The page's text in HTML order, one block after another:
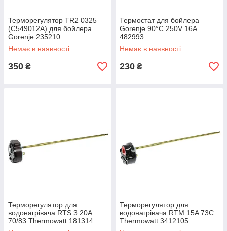
Терморегулятор TR2 0325
(C549012A) для бойлера
Gorenje 235210
Немає в наявності
350 ₴
Термостат для бойлера
Gorenje 90°С 250V 16A
482993
Немає в наявності
230 ₴
Терморегулятор для
водонагрівача RTS 3 20A
70/83 Thermowatt 181314
Терморегулятор для
водонагрівача RTM 15A 73С
Thermowatt 3412105